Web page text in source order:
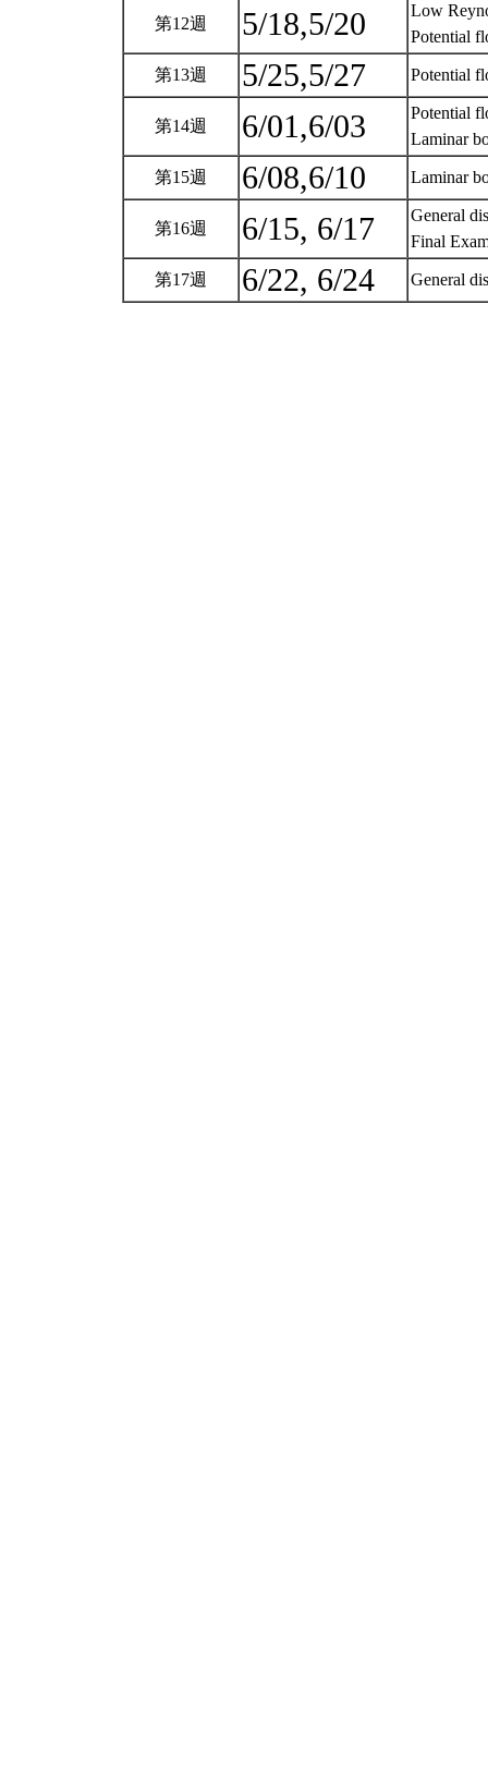
第12週 5/18,5/20
Low
Potential
第13週 5/25,5/27 Potential
第14週 6/01,6/03
Potential
Laminar
第15週 6/08,6/10 Laminar
第16週 6/15, 6/17
General
Final
第17週 6/22, 6/24 General